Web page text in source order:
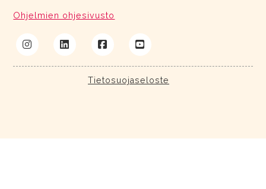
Ohjelmien ohjesivusto
Tietosuojaseloste